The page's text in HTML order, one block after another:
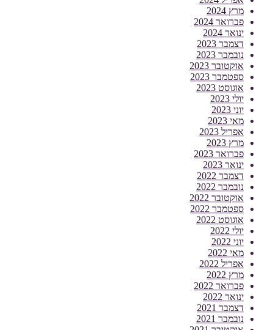
מרץ 2024
פברואר 2024
ינואר 2024
דצמבר 2023
נובמבר 2023
אוקטובר 2023
ספטמבר 2023
אוגוסט 2023
יולי 2023
יוני 2023
מאי 2023
אפריל 2023
מרץ 2023
פברואר 2023
ינואר 2023
דצמבר 2022
נובמבר 2022
אוקטובר 2022
ספטמבר 2022
אוגוסט 2022
יולי 2022
יוני 2022
מאי 2022
אפריל 2022
מרץ 2022
פברואר 2022
ינואר 2022
דצמבר 2021
נובמבר 2021